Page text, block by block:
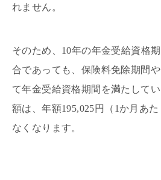
れません。
そのため、10年の年金受給資格
合であっても、保険料免除期間
て年金受給資格期間を満たして
額は、年額195,025円（1か月あ
なくなります。